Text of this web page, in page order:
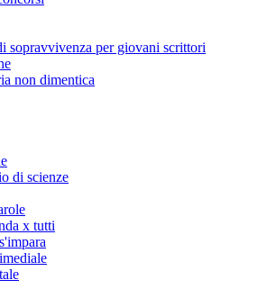
sopravvivenza per giovani scrittori
non dimentica
di scienze
x tutti